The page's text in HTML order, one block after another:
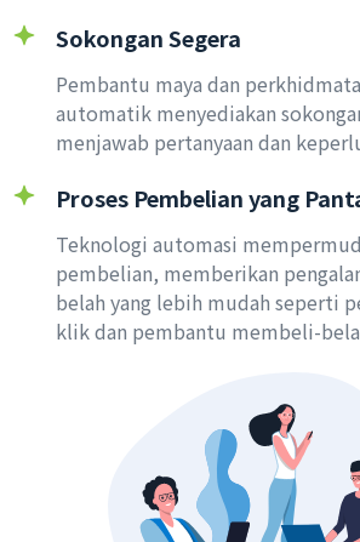
Sokongan Segera
Pembantu maya dan
automatik menyediakan
menjawab pertanyaan dan
Proses Pembelian yang
Teknologi automasi
pembelian, memberikan
belah yang lebih mudah seperti
klik dan pembantu membeli-